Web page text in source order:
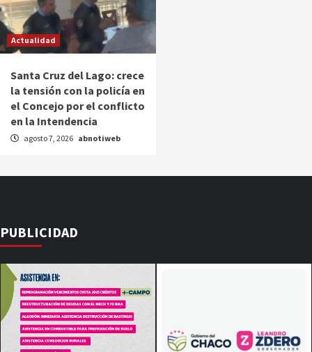
Actualidad
Santa Cruz del Lago: crece
la tensión con la policía en
el Concejo por el conflicto
en la Intendencia
agosto 7, 2026 abnotiweb
PUBLICIDAD